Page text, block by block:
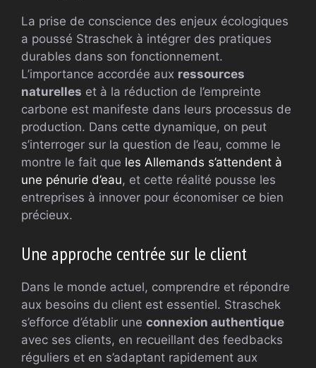
La prise de conscience des enjeux écologiques
a poussé Straschek à intégrer des pratiques
durables dans son fonctionnement.
L’importance accordée aux ressources
naturelles et à la réduction de l’empreinte
carbone est manifeste dans leurs processus de
production. Dans cette dynamique, on peut
s’interroger sur la question de l’eau, comme le
montre le fait que les Allemands s’attendent à
une pénurie d’eau, et cette réalité pousse les
entreprises à innover pour économiser ce bien
précieux.
Une approche centrée sur le client
Dans le monde actuel, comprendre et répondre
aux besoins du client est essentiel. Straschek
s’efforce d’établir une connexion authentique
avec ses clients, en recueillant des feedbacks
réguliers et en s’adaptant rapidement aux